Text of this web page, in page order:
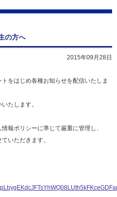
の方へ
2015年09月28日
をはじめ各種お知らせを配信いたしま
たします。
報ポリシーに準じて厳重に管理し、
いただきます。